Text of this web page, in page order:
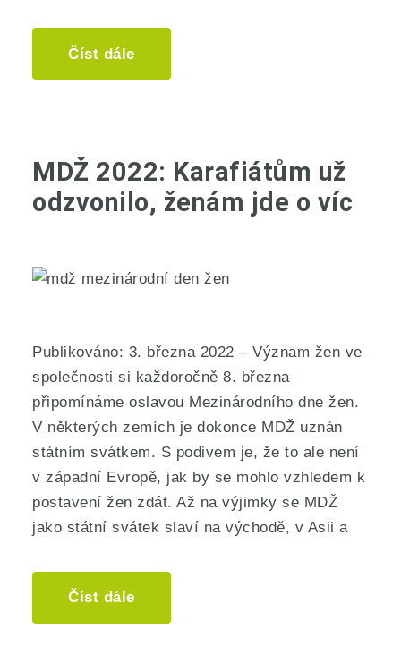
Číst dále
MDŽ 2022: Karafiátům už
odzvonilo, ženám jde o víc
Publikováno: 3. března 2022 – Význam žen ve
společnosti si každoročně 8. března
připomínáme oslavou Mezinárodního dne žen.
V některých zemích je dokonce MDŽ uznán
státním svátkem. S podivem je, že to ale není
v západní Evropě, jak by se mohlo vzhledem k
postavení žen zdát. Až na výjimky se MDŽ
jako státní svátek slaví na východě, v Asii a
Číst dále